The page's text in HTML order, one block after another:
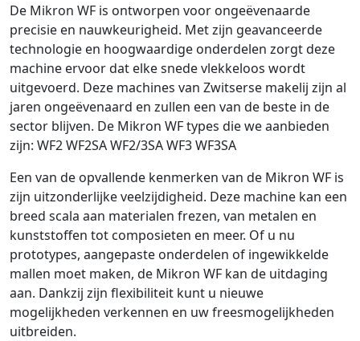
De Mikron WF is ontworpen voor ongeëvenaarde
precisie en nauwkeurigheid. Met zijn geavanceerde
technologie en hoogwaardige onderdelen zorgt deze
machine ervoor dat elke snede vlekkeloos wordt
uitgevoerd. Deze machines van Zwitserse makelij zijn al
jaren ongeëvenaard en zullen een van de beste in de
sector blijven. De Mikron WF types die we aanbieden
zijn: WF2 WF2SA WF2/3SA WF3 WF3SA
Een van de opvallende kenmerken van de Mikron WF is
zijn uitzonderlijke veelzijdigheid. Deze machine kan een
breed scala aan materialen frezen, van metalen en
kunststoffen tot composieten en meer. Of u nu
prototypes, aangepaste onderdelen of ingewikkelde
mallen moet maken, de Mikron WF kan de uitdaging
aan. Dankzij zijn flexibiliteit kunt u nieuwe
mogelijkheden verkennen en uw freesmogelijkheden
uitbreiden.